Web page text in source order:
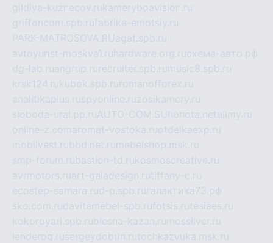
gildiya-kuznecov.rukameryboavision.ru
griffoncom.spb.rufabrika-emotsiy.ru
PARK-MATROSOVA.RUagat.spb.ru
avtoyurist-moskva1.ru hardware.org.ruсхема-авто.рф
dg-lab.ruangrup.ru recruiter.spb.ru music8.spb.ru
krsk124.rukubok.spb.ru romanofforex.ru
analitikaplus.ruspyonline.ruzosikamery.ru
sloboda-ural.pp.ruAUTO-COM.SU hohota.net alimy.ru
online-z.comaromat-vostoka.ruotdelkaexp.ru
mobilvest.rubbd.net.ru mebelshop.msk.ru
smp-forum.rubastion-td.rukosmoscreative.ru
avrmotors.ruart-galadesign.rutiffany-c.ru
ecostep-samara.rud-p.spb.ru галактика73.рф
sko.com.rudavitamebel-spb.rufotsis.rutesiaes.ru
kokoroyari.spb.rublesna-kazan.ru mossilver.ru
lenderoq.rusergeydobrin.rutochkazvuka.msk.ru